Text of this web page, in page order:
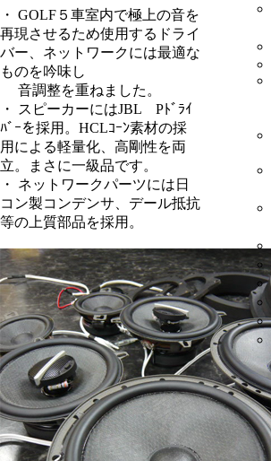
・ GOLF５車室内で極上の音を
再現させるため使用するドライ
バー、ネットワークには最適な
ものを吟味し
音調整を重ねました。
・ スピーカーにはJBL Pﾄﾞﾗｲ
ﾊﾞｰを採用。HCLｺｰﾝ素材の採
用による軽量化、高剛性を両
立。まさに一級品です。
・ ネットワークパーツには日
コン製コンデンサ、デール抵抗
等の上質部品を採用。